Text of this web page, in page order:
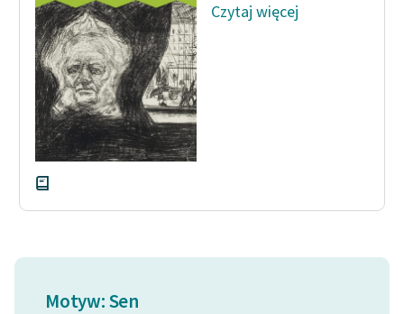
twórców przechodzących
do domeny publicznej,
lektur szkolnych oraz
Starego Testamentu
Odkurzamy bohaterów
Szkoła Poezji Wolnych
O nas
Czytaj więcej
Motyw: Sen